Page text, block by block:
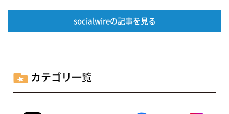
socialwireの記事を見る
カテゴリ一覧